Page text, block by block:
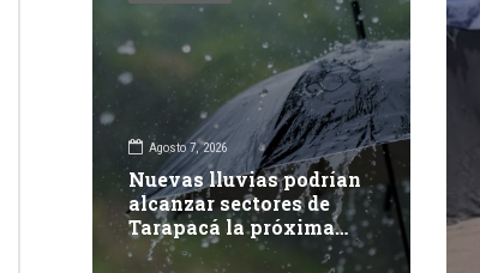
Agosto 7, 2026
Nuevas lluvias podrían
alcanzar sectores de
Tarapacá la próxima
semana